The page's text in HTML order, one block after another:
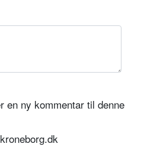
en ny kommentar til denne